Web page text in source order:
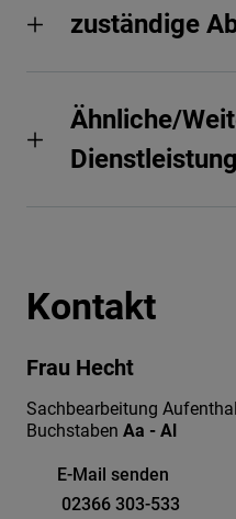
zuständige
Ähnliche/
Kontakt
Frau Hecht
Sachbearbeitung
Buchstaben Aa - Al
E-Mail senden
02366 303-533